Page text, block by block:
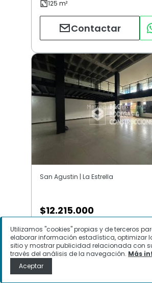
Contactar
San Agustin | La Estrella
$12.215.000
Local Comercial en
Agustin, La Estrella
Utilizamos "cookies" propias y de terceros
elaborar información estadística, optimizar
sitio y mostrar publicidad relacionada con
través del análisis de la navegación. Más
Aceptar